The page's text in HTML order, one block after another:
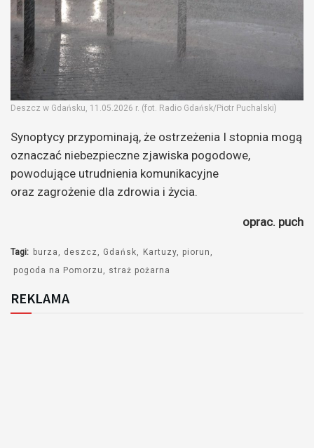
Deszcz w Gdańsku, 11.05.2026 r. (fot. Radio Gdańsk/Piotr Puchalski)
Synoptycy przypominają, że ostrzeżenia I stopnia mogą
oznaczać niebezpieczne zjawiska pogodowe,
powodujące utrudnienia komunikacyjne
oraz zagrożenie dla zdrowia i życia.
oprac. puch
Tagi: burza deszcz Gdańsk Kartuzy
piorun
pogoda na Pomorzu
straż pożarna
REKLAMA